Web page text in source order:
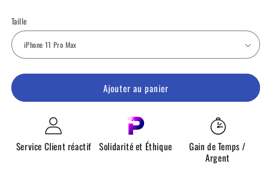
Taille
Ajouter au panier
Service Client réactif Solidarité et Éthique
Gain de Temps /
Argent